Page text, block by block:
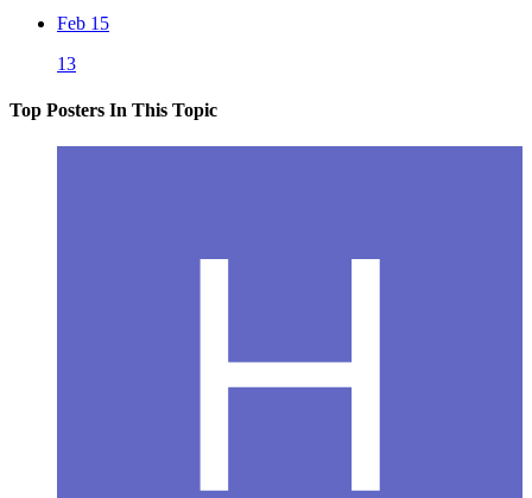
Feb 15
13
Top Posters In This Topic